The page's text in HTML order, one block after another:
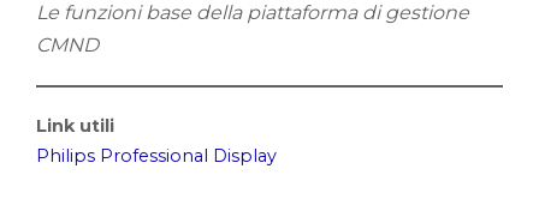
Le funzioni base della piattaforma di gestione
CMND
Link utili
Philips Professional Display